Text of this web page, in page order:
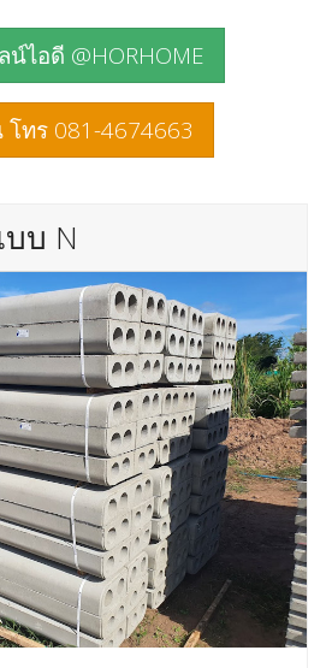
ไอดี @HORHOME
ทร 081-4674663
บ N